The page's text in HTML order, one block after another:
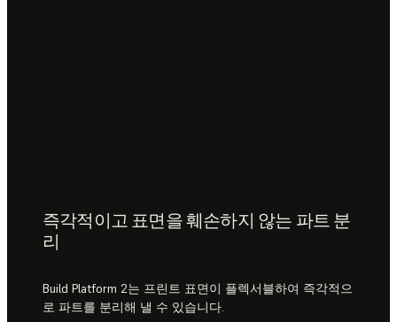
즉각적이고 표면을 훼손하지 않는 파트 분
리
Build Platform 2는 프린트 표면이 플렉서블하여 즉각적으
로 파트를 분리해 낼 수 있습니다.